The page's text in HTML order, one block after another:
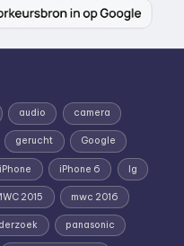
audio camera
gerucht Google
iPhone iPhone 6 lg
2015 mwc 2016
panasonic